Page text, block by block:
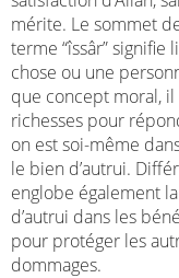
mérite. Le sommet
terme “îssâr”
chose ou une
que concept moral,
richesses pour
on est soi-même
le bien d’autrui.
englobe également
d’autrui dans les
pour protéger les
dommages.